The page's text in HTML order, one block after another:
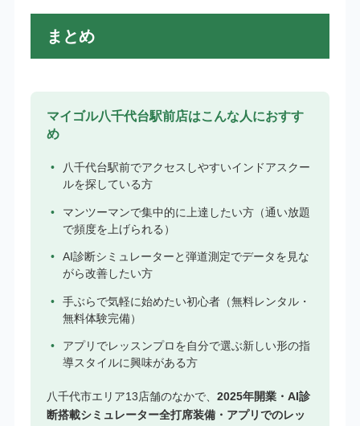
まとめ
マイゴル八千代台駅前店はこんな人におすす
め
八千代台駅前でアクセスしやすいインドアスクー
ルを探している方
マンツーマンで集中的に上達したい方（通い放題
で頻度を上げられる）
AI診断シミュレーターと弾道測定でデータを見な
がら改善したい方
手ぶらで気軽に始めたい初心者（無料レンタル・
無料体験完備）
アプリでレッスンプロを自分で選ぶ新しい形の指
導スタイルに興味がある方
八千代市エリア13店舗のなかで、 2025年開業・AI診
断搭載シミュレーター全打席装備・アプリでのレッ